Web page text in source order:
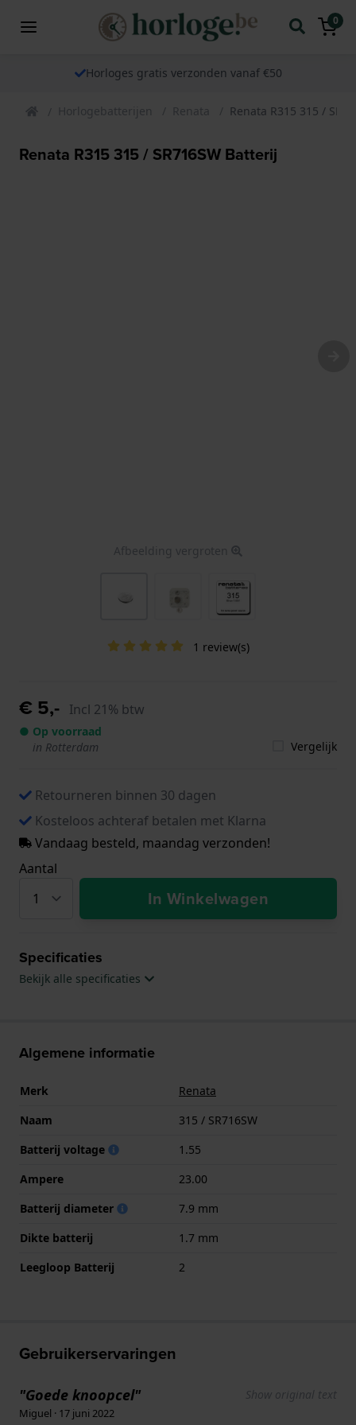
0
Horloges gratis verzonden vanaf €50
Horlogebatterijen Renata Renata R315 315 /
Renata R315 315 / SR716SW Batterij
Afbeelding vergroten
1 review(s)
€ 5,- Incl 21% btw
● Op voorraad
in Rotterdam
Vergelijk
Retourneren binnen 30 dagen
Kosteloos achteraf betalen met Klarna
Vandaag besteld, maandag verzonden!
Aantal
In Winkelwagen
Specificaties
Bekijk alle specificaties
Algemene informatie
Merk
Renata
Naam
315 / SR716SW
Batterij voltage
1.55
Ampere
23.00
Batterij diameter
7.9 mm
Dikte batterij
1.7 mm
Leegloop Batterij
2
Gebruikerservaringen
"Goede knoopcel" Show original text
Miguel · 17 juni 2022